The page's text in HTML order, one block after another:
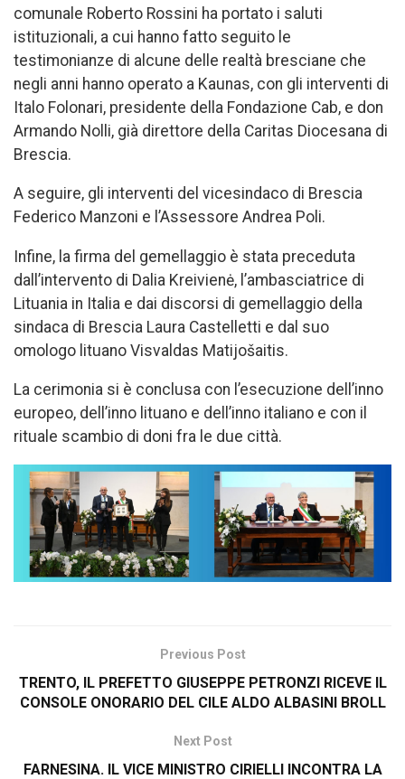
comunale Roberto Rossini ha portato i saluti
istituzionali, a cui hanno fatto seguito le
testimonianze di alcune delle realtà bresciane che
negli anni hanno operato a Kaunas, con gli interventi di
Italo Folonari, presidente della Fondazione Cab, e don
Armando Nolli, già direttore della Caritas Diocesana di
Brescia.
A seguire, gli interventi del vicesindaco di Brescia
Federico Manzoni e l’Assessore Andrea Poli.
Infine, la firma del gemellaggio è stata preceduta
dall’intervento di Dalia Kreivienė, l’ambasciatrice di
Lituania in Italia e dai discorsi di gemellaggio della
sindaca di Brescia Laura Castelletti e dal suo
omologo lituano Visvaldas Matijošaitis.
La cerimonia si è conclusa con l’esecuzione dell’inno
europeo, dell’inno lituano e dell’inno italiano e con il
rituale scambio di doni fra le due città.
Previous Post
TRENTO, IL PREFETTO GIUSEPPE PETRONZI RICEVE IL
CONSOLE ONORARIO DEL CILE ALDO ALBASINI BROLL
Next Post
FARNESINA. IL VICE MINISTRO CIRIELLI INCONTRA LA